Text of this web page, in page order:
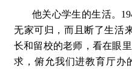
他关心学生的生活。
无家可归，而且断了生活
长和留校的老师，看在眼
求，俯允我们进教育厅办